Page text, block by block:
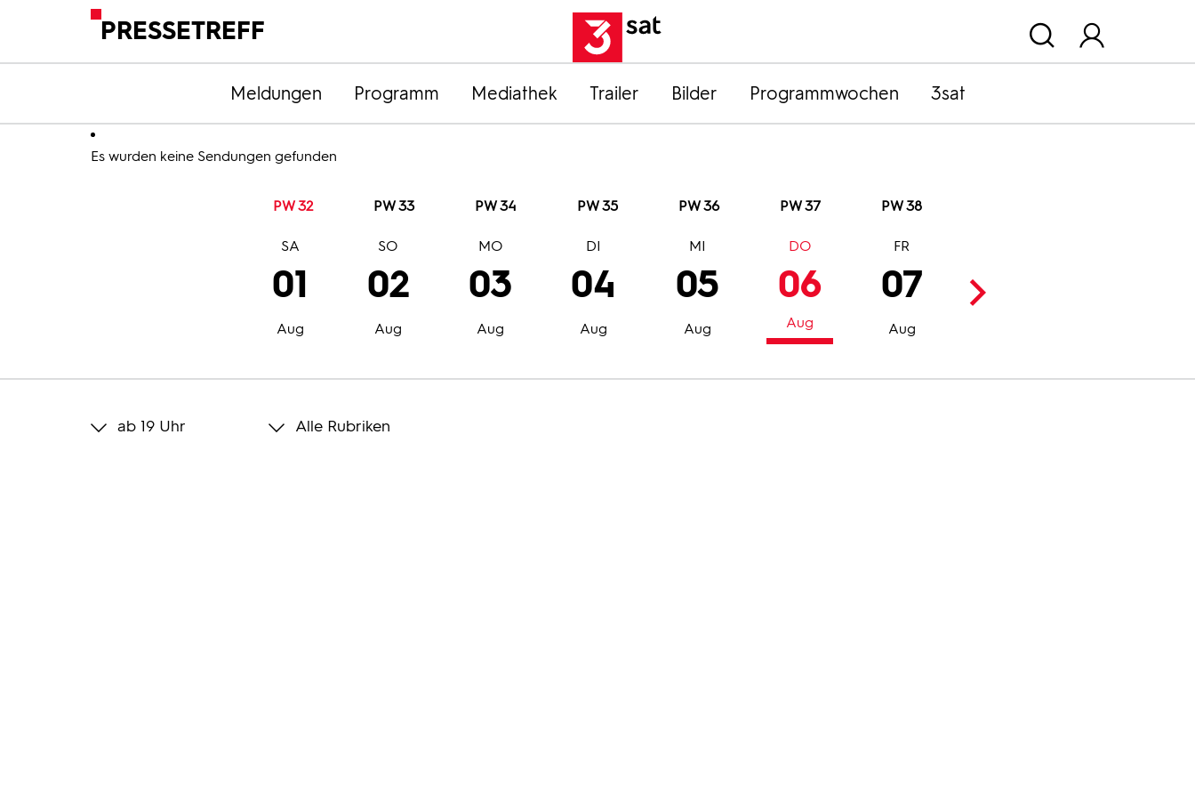
PRESSETREFF
Meldungen Programm Mediathek Trailer Bilder Programmwochen 3sat
Es wurden keine Sendungen gefunden
PW 32 PW 33 PW 34 PW 35 PW 36 PW 37 PW 38
01
Aug
SA
02
Aug
SO
03
Aug
MO
04
Aug
DI
05
Aug
MI
06
Aug
DO
07
Aug
FR
08
ab 19 Uhr Alle Rubriken